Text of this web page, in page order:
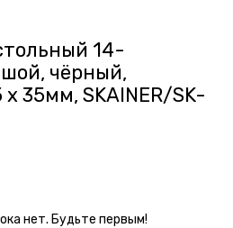
14-
чёрный,
35мм, SKAINER/SK-
нет. Будьте первым!